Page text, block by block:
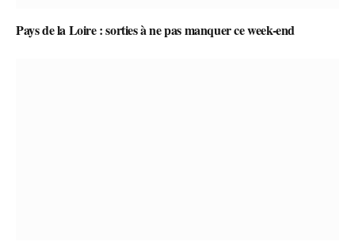
Pays de la Loire : sorties à ne pas manquer ce week-end